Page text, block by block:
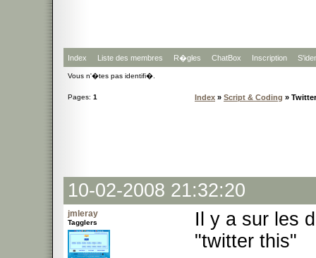
Index Liste des membres R�gles ChatBox Inscription
Vous n'�tes pas identifi�.
Pages: 1 Index » Script & Coding »
10-02-2008 21:32:20
jmleray
Tagglers
Il y a sur les
"twitter this"